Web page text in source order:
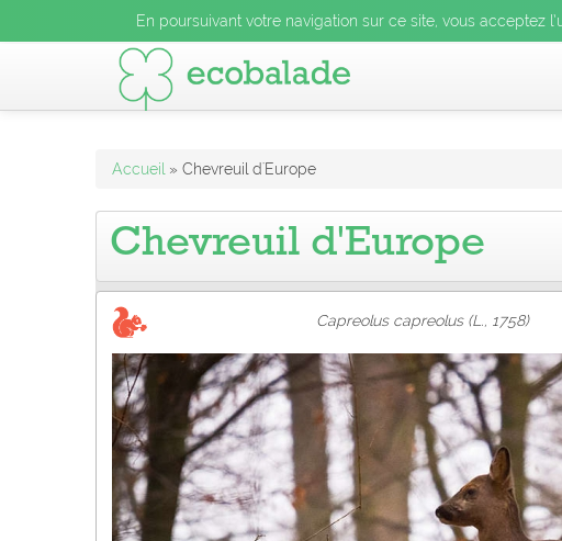
En poursuivant votre navigation sur ce site, vous
En poursuivant votre navigation sur ce site, vous acceptez
En poursuivant votre navigation sur ce site, vous acceptez
Accueil » Chevreuil d'Europe
Chevreuil d'Europe
Capreolus capreolus (L., 1758)